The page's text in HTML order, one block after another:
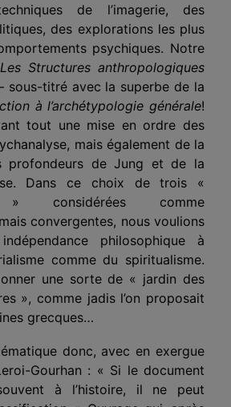
de l’imagerie, des
des explorations les plus
psychiques. Notre
Les Structures anthropologiques
titré avec la superbe de la
à l’archétypologie générale!
tout une mise en ordre des
mais également de la
profondeurs de Jung et de la
Dans ce choix de trois «
» considérées comme
convergentes, nous voulions
philosophique à
comme du spiritualisme.
une sorte de « jardin des
», comme jadis l’on proposait
grecques…
donc, avec en exergue
Gourhan : « Si le document
à l’histoire, il ne peut